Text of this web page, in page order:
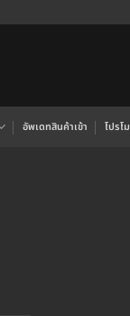
อัพเดทสินค้าเข้า โปรโ